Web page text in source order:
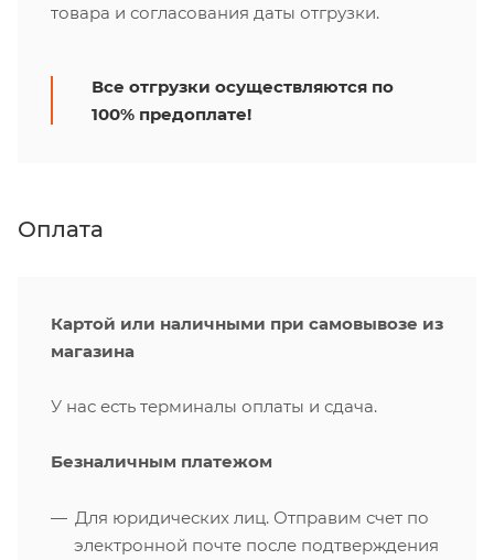
товара и согласования даты отгрузки.
Все отгрузки осуществляются по
100% предоплате!
Оплата
Картой или наличными при самовывозе из
магазина
У нас есть терминалы оплаты и сдача.
Безналичным платежом
Для юридических лиц. Отправим счет по
электронной почте после подтверждения